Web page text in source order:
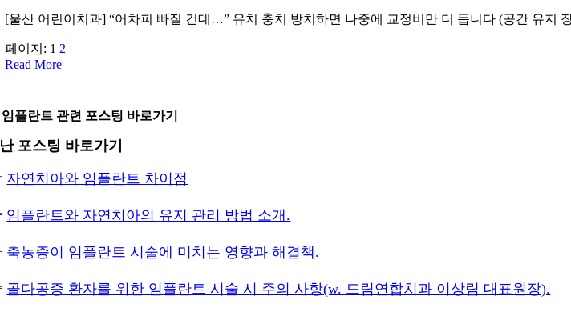
[울산 어린이치과] “어차피 빠질 건데…” 유치 충치 방치하면 나중에 교정비만 더 듭니다 (공간 유지
페이지: 1 2
Read More
플란트 관련 포스팅 바로가기
포스팅 바로가기
자연치아와 임플란트 차이점
임플란트와 자연치아의 유지 관리 방법 소개.
축농증이 임플란트 시술에 미치는 영향과 해결책.
골다공증 환자를 위한 임플란트 시술 시 주의 사항(w. 드림연합치과 이상림 대표원장).